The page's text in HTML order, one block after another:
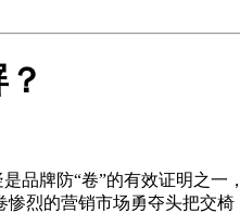
品牌防“卷”的有效证明之一
烈的营销市场勇夺头把交椅